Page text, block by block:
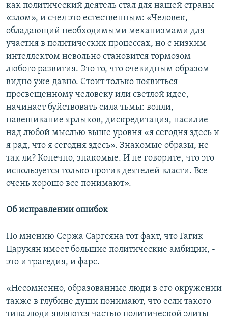
как политический деятель стал для нашей страны
«злом», и счел это естественным: «Человек,
обладающий необходимыми механизмами для
участия в политических процессах, но с низким
интеллектом невольно становится тормозом
любого развития. Это то, что очевидным образом
видно уже давно. Стоит только появиться
просвещенному человеку или светлой идее,
начинает буйствовать сила тьмы: вопли,
навешивание ярлыков, дискредитация, насилие
над любой мыслью выше уровня «я сегодня здесь и
я рад, что я сегодня здесь». Знакомые образы, не
так ли? Конечно, знакомые. И не говорите, что это
используется только против деятелей власти. Все
очень хорошо все понимают».
Об исправлении ошибок
По мнению Сержа Саргсяна тот факт, что Гагик
Царукян имеет большие политические амбиции, -
это и трагедия, и фарс.
«Несомненно, образованные люди в его окружении
также в глубине души понимают, что если такого
типа люди являются частью политической элиты